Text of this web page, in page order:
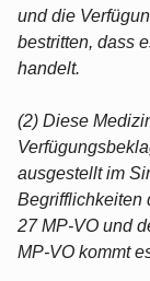
und die
bestritten, dass
handelt.
(2) Diese
ausgestellt im
Begrifflichkeiten
27 MP-VO und
MP-VO kommt